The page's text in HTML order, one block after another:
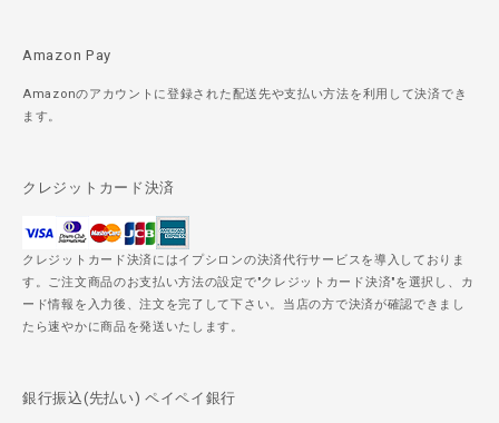
Amazon Pay
Amazonのアカウントに登録された配送先や支払い方法を利用して決済でき
ます。
クレジットカード決済
クレジットカード決済にはイプシロンの決済代行サービスを導入しておりま
す。ご注文商品のお支払い方法の設定で"クレジットカード決済"を選択し、カ
ード情報を入力後、注文を完了して下さい。当店の方で決済が確認できまし
たら速やかに商品を発送いたします。
銀行振込(先払い) ペイペイ銀行